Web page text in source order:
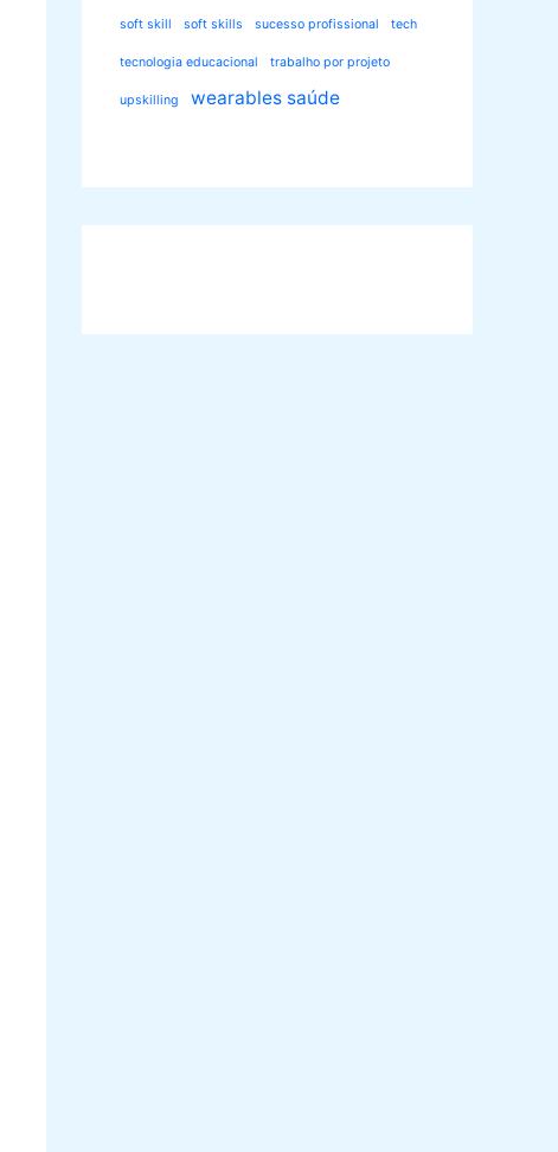
soft skill soft skills sucesso profissional tech
tecnologia educacional trabalho por projeto
upskilling wearables saúde